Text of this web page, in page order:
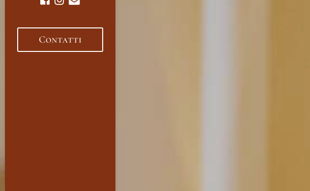
Contatti